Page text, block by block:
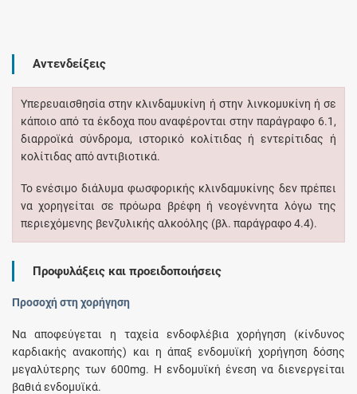
Αντενδείξεις
Υπερευαισθησία στην κλινδαμυκίνη ή στην λινκομυκίνη ή σε
κάποιο από τα έκδοχα που αναφέρονται στην παράγραφο 6.1,
διαρροϊκά σύνδρομα, ιστορικό κολίτιδας ή εντερίτιδας ή
κολίτιδας από αντιβιοτικά.
Το ενέσιμο διάλυμα φωσφορικής κλινδαμυκίνης δεν πρέπει
να χορηγείται σε πρόωρα βρέφη ή νεογέννητα λόγω της
περιεχόμενης βενζυλικής αλκοόλης (βλ. παράγραφο 4.4).
Προφυλάξεις και προειδοποιήσεις
Προσοχή στη χορήγηση
Να αποφεύγεται η ταχεία ενδοφλέβια χορήγηση (κίνδυνος
καρδιακής ανακοπής) και η άπαξ ενδομυϊκή χορήγηση δόσης
μεγαλύτερης των 600mg. Η ενδομυϊκή ένεση να διενεργείται
βαθιά ενδομυϊκά.